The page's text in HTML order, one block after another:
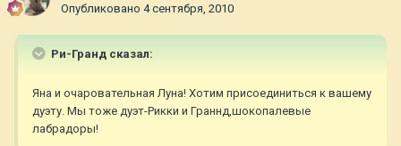
Опубликовано 4 сентября, 2010
Ри-Гранд сказал:
Яна и очаровательная Луна! Хотим присоединиться к вашему
дуэту. Мы тоже дуэт-Рикки и Граннд,шокопалевые
лабрадоры!